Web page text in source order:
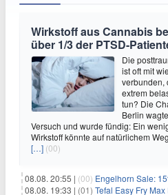
Wirkstoff aus Cannabis
über 1/3 der PTSD-
Die
ist oft mit
verbunden,
extrem
tun? Die
Berlin
Versuch und wurde fündig: Ein
Wirkstoff könnte auf natürlichem
[…] (00)
08.08. 20:55 | (00) Engelhorn Sale: 15%
08.08. 19:33 | (01) Tefal Easy Fry Max